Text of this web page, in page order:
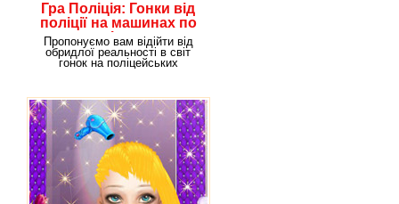
Гра Поліція: Гонки від
поліції на машинах по
місту
Пропонуємо вам відійти від
обридлої реальності в світ
гонок на поліцейських